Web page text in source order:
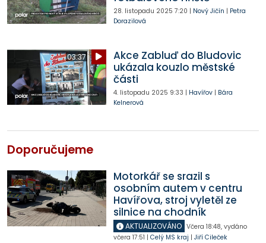
28. listopadu 2025 7:20 | Nový Jičín | Petra
Dorazilová
03:37
Akce Zabluď do Bludovic
ukázala kouzlo městské
části
4. listopadu 2025 9:33 | Havířov| Bára
Kelnerová
Doporučujeme
Motorkář se srazil s
osobním autem v centru
Havířova, stroj vyletěl ze
silnice na chodník
AKTUALIZOVÁNO Včera 18:48, vydáno
včera 17:51 | Celý MS kraj | Jiří Cileček